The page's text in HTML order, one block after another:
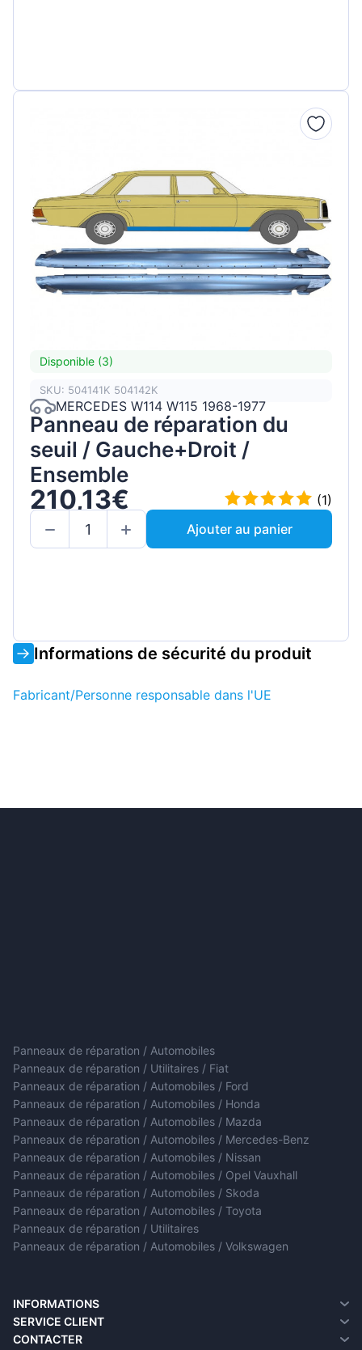
Disponible (3)
SKU: 504141K 504142K
MERCEDES W114 W115 1968-1977
Panneau de réparation du
seuil / Gauche+Droit /
Ensemble
210,13€
(1)
Ajouter au panier
Informations de sécurité du produit
Fabricant/Personne responsable dans l'UE
Panneaux de réparation / Automobiles
Panneaux de réparation / Utilitaires / Fiat
Panneaux de réparation / Automobiles / Ford
Panneaux de réparation / Automobiles / Honda
Panneaux de réparation / Automobiles / Mazda
Panneaux de réparation / Automobiles / Mercedes-Benz
Panneaux de réparation / Automobiles / Nissan
Panneaux de réparation / Automobiles / Opel Vauxhall
Panneaux de réparation / Automobiles / Skoda
Panneaux de réparation / Automobiles / Toyota
Panneaux de réparation / Utilitaires
Panneaux de réparation / Automobiles / Volkswagen
INFORMATIONS
A propos de nous
Informations sur la livraison
SERVICE CLIENT
Contacter
CONTACTER